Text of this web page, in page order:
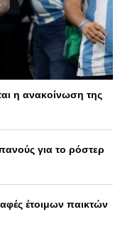
η ανακοίνωση της
για το ρόστερ
έτοιμων παικτών